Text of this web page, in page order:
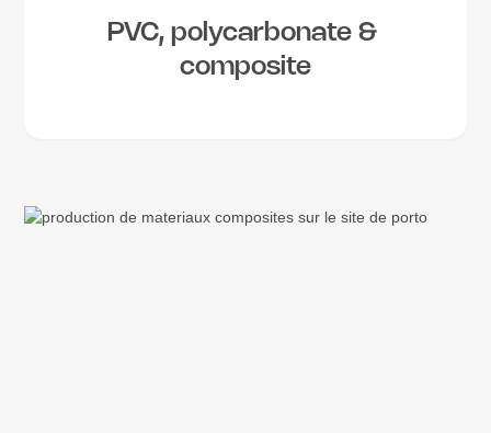
PVC, polycarbonate &
composite